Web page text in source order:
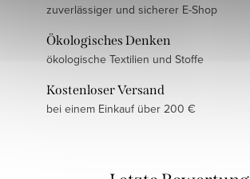
zuverlässiger und sicherer E-Shop
Ökologisches Denken
ökologische Textilien und Stoffe
Kostenloser Versand
bei einem Einkauf über 200 €